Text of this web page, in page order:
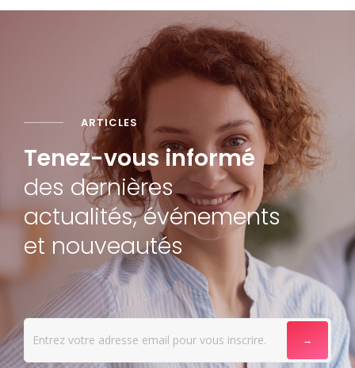
ARTICLES
Tenez-vous informé
des dernières
actualités, événements
et nouveautés